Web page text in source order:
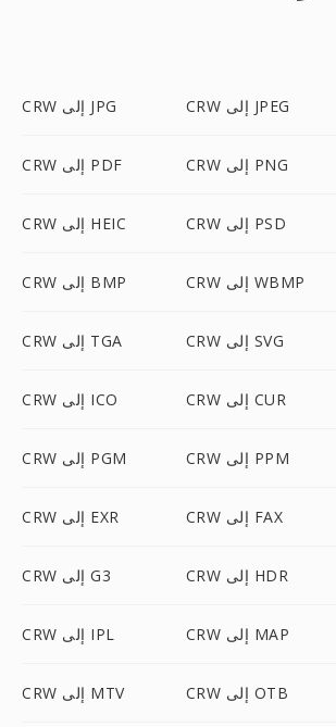
CRW إلى JPG CRW إلى JPEG
CRW إلى PDF CRW إلى PNG
CRW إلى HEIC CRW إلى PSD
CRW إلى BMP CRW إلى WBMP
CRW إلى TGA CRW إلى SVG
CRW إلى ICO CRW إلى CUR
CRW إلى PGM CRW إلى PPM
CRW إلى EXR CRW إلى FAX
CRW إلى G3 CRW إلى HDR
CRW إلى IPL CRW إلى MAP
CRW إلى MTV CRW إلى OTB